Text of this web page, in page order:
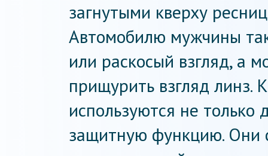
загнутыми кверху
Автомобилю мужчины
или раскосый взгляд, а
прищурить взгляд линз.
используются не только
защитную функцию. Они